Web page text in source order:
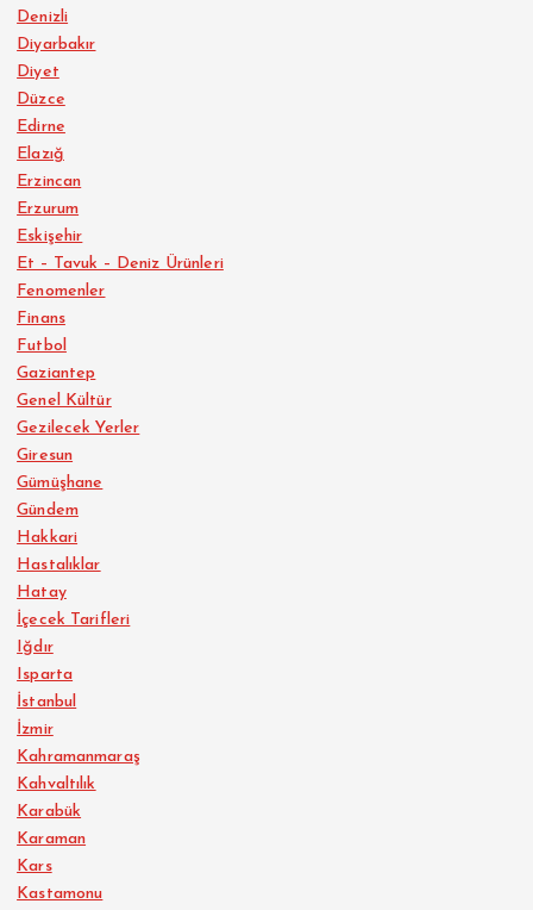
Denizli
Diyarbakır
Diyet
Düzce
Edirne
Elazığ
Erzincan
Erzurum
Eskişehir
Et – Tavuk – Deniz Ürünleri
Fenomenler
Finans
Futbol
Gaziantep
Genel Kültür
Gezilecek Yerler
Giresun
Gümüşhane
Gündem
Hakkari
Hastalıklar
Hatay
İçecek Tarifleri
Iğdır
Isparta
İstanbul
İzmir
Kahramanmaraş
Kahvaltılık
Karabük
Karaman
Kars
Kastamonu